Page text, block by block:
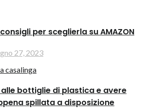
per sceglierla su AMAZON
27, 2023
bottiglie di plastica e avere
spillata a disposizione